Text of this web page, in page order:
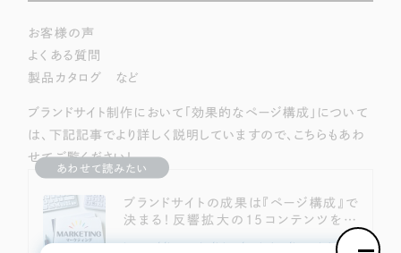
お客様の声
よくある質問
製品カタログ など
ブランドサイト制作において「効果的なページ構成」について
は、下記記事でより詳しく説明していますので、こちらもあわ
せてご覧ください！
ブランドサイトの成果は『ページ構成』で
決まる！反響拡大の15コンテンツを紹
あわせて読みたい